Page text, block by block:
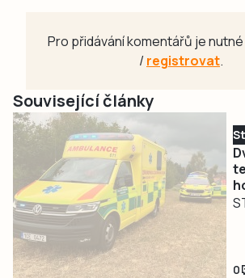
Pro přidávání komentářů je
/registrovat.
Související články
0